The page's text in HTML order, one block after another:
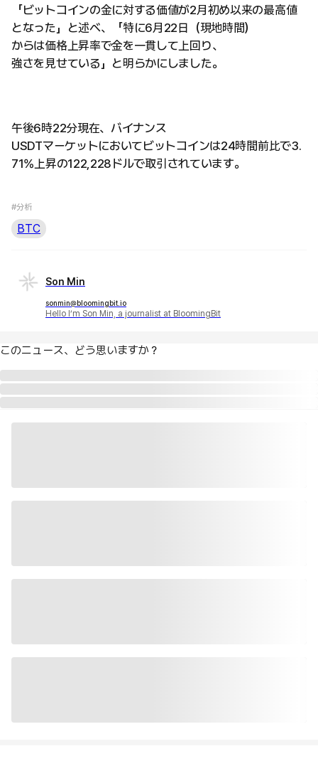
「ビットコインの金に対する価値が2月初め以来の最高値
となった」と述べ、「特に6月22日（現地時間）
からは価格上昇率で金を一貫して上回り、
強さを見せている」と明らかにしました。
午後6時22分現在、バイナンス
USDTマーケットにおいてビットコインは24時間前比で3.
71%上昇の122,228ドルで取引されています。
#分析
BTC
Son Min
sonmin@bloomingbit.io
Hello I’m Son Min, a journalist at BloomingBit
このニュース、どう思いますか？